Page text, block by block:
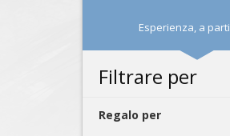
Esperienza, a
Filtrare per
Regalo per